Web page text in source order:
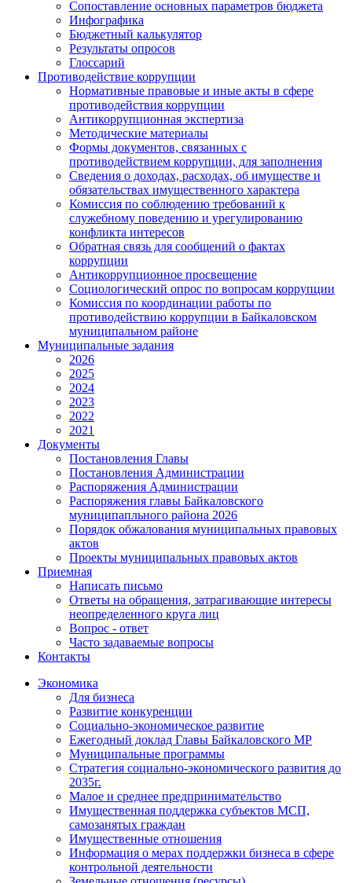
Сопоставление основных параметров бюджета
Инфографика
Бюджетный калькулятор
Результаты опросов
Глоссарий
Противодействие коррупции
Нормативные правовые и иные акты в сфере
противодействия коррупции
Антикоррупционная экспертиза
Методические материалы
Формы документов, связанных с
противодействием коррупции, для заполнения
Сведения о доходах, расходах, об имуществе и
обязательствах имущественного характера
Комиссия по соблюдению требований к
служебному поведению и урегулированию
конфликта интересов
Обратная связь для сообщений о фактах
коррупции
Антикоррупционное просвещение
Социологический опрос по вопросам коррупции
Комиссия по координации работы по
противодействию коррупции в Байкаловском
муниципальном районе
Муниципальные задания
2026
2025
2024
2023
2022
2021
Документы
Постановления Главы
Постановления Администрации
Распоряжения Администрации
Распоряжения главы Байкаловского
муниципапльного района 2026
Порядок обжалования муниципальных правовых
актов
Проекты муниципальных правовых актов
Приемная
Написать письмо
Ответы на обращения, затрагивающие интересы
неопределенного круга лиц
Вопрос - ответ
Часто задаваемые вопросы
Контакты
Экономика
Для бизнеса
Развитие конкуренции
Социально-экономическое развитие
Ежегодный доклад Главы Байкаловского МР
Муниципальные программы
Стратегия социально-экономического развития до
2035г.
Малое и среднее предпринимательство
Имущественная поддержка субъектов МСП,
самозанятых граждан
Имущественные отношения
Информация о мерах поддержки бизнеса в сфере
контрольной деятельности